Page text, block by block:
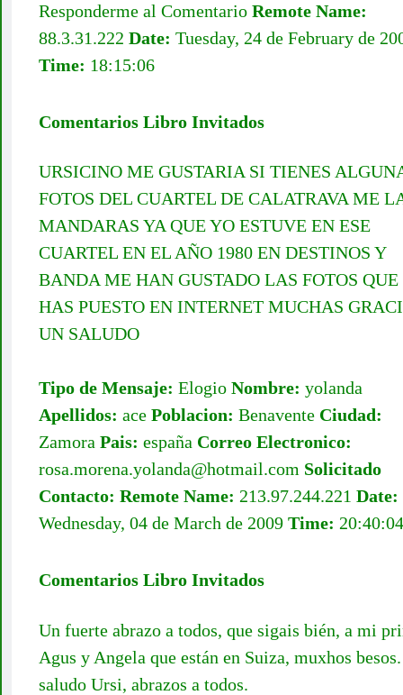
Responderme al Comentario Remote Name:
88.3.31.222 Date: Tuesday, 24 de February de
Time: 18:15:06
Comentarios Libro Invitados
URSICINO ME GUSTARIA SI TIENES
FOTOS DEL CUARTEL DE CALATRAVA ME
MANDARAS YA QUE YO ESTUVE EN ESE
CUARTEL EN EL AÑO 1980 EN DESTINOS Y
BANDA ME HAN GUSTADO LAS FOTOS QUE
HAS PUESTO EN INTERNET MUCHAS
UN SALUDO
Tipo de Mensaje: Elogio Nombre: yolanda
Apellidos: ace Poblacion: Benavente Ciudad:
Zamora Pais: españa Correo Electronico:
rosa.morena.yolanda@hotmail.com Solicitado
Contacto: Remote Name: 213.97.244.221 Date:
Wednesday, 04 de March de 2009 Time: 20:40:04
Comentarios Libro Invitados
Un fuerte abrazo a todos, que sigais bién, a mi
Agus y Angela que están en Suiza, muxhos
saludo Ursi, abrazos a todos.